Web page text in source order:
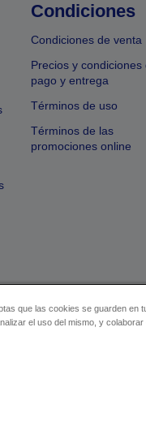
Condiciones
Condiciones de venta
Precios y condiciones
pago y entrega
Términos de uso
Términos de las
promociones online
Identificación
que las cookies se guarden en
el uso del mismo, y colaborar